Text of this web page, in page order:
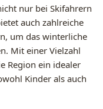
nur bei Skifahrern
auch zahlreiche
um das winterliche
Mit einer Vielzahl
Region ein idealer
Kinder als auch